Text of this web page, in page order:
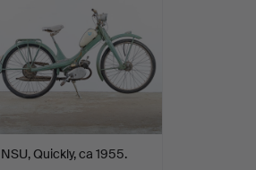
NSU, Quickly, ca 1955.